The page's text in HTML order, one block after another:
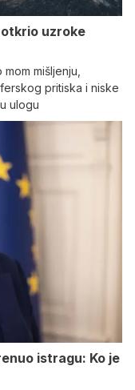
uzroke
mišljenju,
pritiska i niske
ulogu
istragu: Ko je